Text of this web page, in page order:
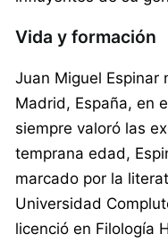
Vida y formación
Juan Miguel Espinar
Madrid, España, en
siempre valoró las
temprana edad,
marcado por la
Universidad
licenció en Filología